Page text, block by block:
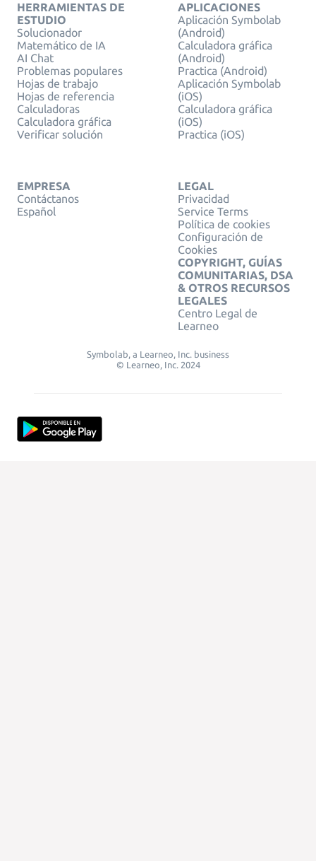
HERRAMIENTAS DE
ESTUDIO
Solucionador
Matemático de IA
AI Chat
Problemas populares
Hojas de trabajo
Hojas de referencia
Calculadoras
Calculadora gráfica
Verificar solución
APLICACIONES
Aplicación Symbolab
(Android)
Calculadora gráfica
(Android)
Practica (Android)
Aplicación Symbolab
(iOS)
Calculadora gráfica
(iOS)
Practica (iOS)
EMPRESA
Contáctanos
Español
LEGAL
Privacidad
Service Terms
Política de cookies
Configuración de
Cookies
COPYRIGHT, GUÍAS
COMUNITARIAS, DSA
& OTROS RECURSOS
LEGALES
Centro Legal de
Learneo
Symbolab, a Learneo, Inc. business
© Learneo, Inc. 2024